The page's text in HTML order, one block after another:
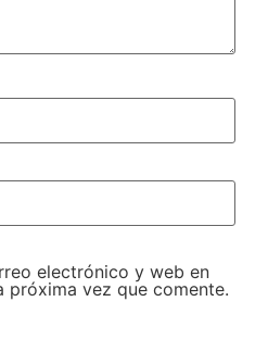
electrónico y web en
próxima vez que comente.